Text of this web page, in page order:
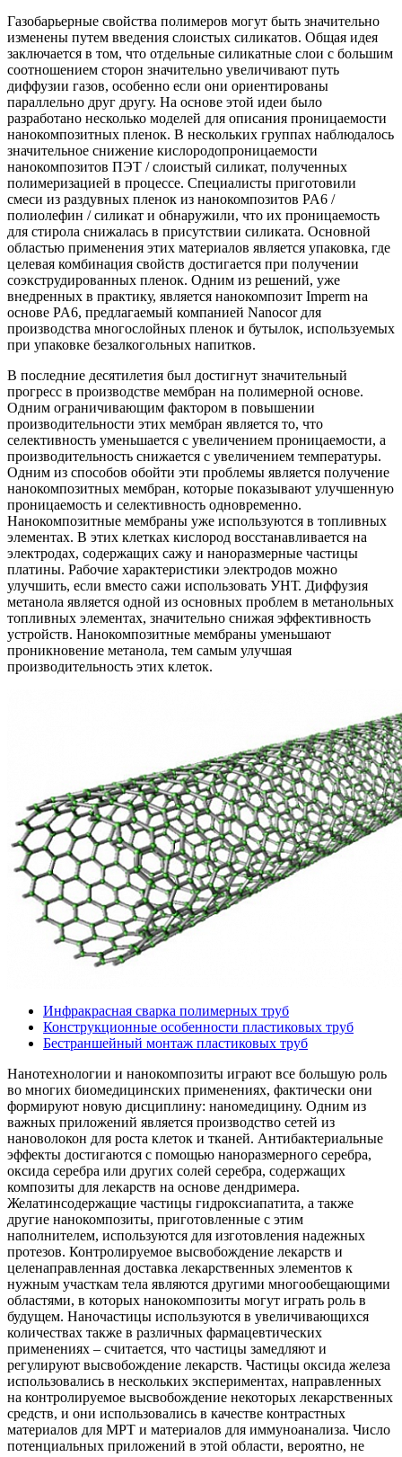
Газобарьерные свойства полимеров могут быть значительно
изменены путем введения слоистых силикатов. Общая идея
заключается в том, что отдельные силикатные слои с большим
соотношением сторон значительно увеличивают путь
диффузии газов, особенно если они ориентированы
параллельно друг другу. На основе этой идеи было
разработано несколько моделей для описания проницаемости
нанокомпозитных пленок. В нескольких группах наблюдалось
значительное снижение кислородопроницаемости
нанокомпозитов ПЭТ / слоистый силикат, полученных
полимеризацией в процессе. Специалисты приготовили
смеси из раздувных пленок из нанокомпозитов PA6 /
полиолефин / силикат и обнаружили, что их проницаемость
для стирола снижалась в присутствии силиката. Основной
областью применения этих материалов является упаковка, где
целевая комбинация свойств достигается при получении
соэкструдированных пленок. Одним из решений, уже
внедренных в практику, является нанокомпозит Imperm на
основе PA6, предлагаемый компанией Nanocor для
производства многослойных пленок и бутылок, используемых
при упаковке безалкогольных напитков.
В последние десятилетия был достигнут значительный
прогресс в производстве мембран на полимерной основе.
Одним ограничивающим фактором в повышении
производительности этих мембран является то, что
селективность уменьшается с увеличением проницаемости, а
производительность снижается с увеличением температуры.
Одним из способов обойти эти проблемы является получение
нанокомпозитных мембран, которые показывают улучшенную
проницаемость и селективность одновременно.
Нанокомпозитные мембраны уже используются в топливных
элементах. В этих клетках кислород восстанавливается на
электродах, содержащих сажу и наноразмерные частицы
платины. Рабочие характеристики электродов можно
улучшить, если вместо сажи использовать УНТ. Диффузия
метанола является одной из основных проблем в метанольных
топливных элементах, значительно снижая эффективность
устройств. Нанокомпозитные мембраны уменьшают
проникновение метанола, тем самым улучшая
производительность этих клеток.
Инфракрасная сварка полимерных труб
Конструкционные особенности пластиковых труб
Бестраншейный монтаж пластиковых труб
Нанотехнологии и нанокомпозиты играют все большую роль
во многих биомедицинских применениях, фактически они
формируют новую дисциплину: наномедицину. Одним из
важных приложений является производство сетей из
нановолокон для роста клеток и тканей. Антибактериальные
эффекты достигаются с помощью наноразмерного серебра,
оксида серебра или других солей серебра, содержащих
композиты для лекарств на основе дендримера.
Желатинсодержащие частицы гидроксиапатита, а также
другие нанокомпозиты, приготовленные с этим
наполнителем, используются для изготовления надежных
протезов. Контролируемое высвобождение лекарств и
целенаправленная доставка лекарственных элементов к
нужным участкам тела являются другими многообещающими
областями, в которых нанокомпозиты могут играть роль в
будущем. Наночастицы используются в увеличивающихся
количествах также в различных фармацевтических
применениях – считается, что частицы замедляют и
регулируют высвобождение лекарств. Частицы оксида железа
использовались в нескольких экспериментах, направленных
на контролируемое высвобождение некоторых лекарственных
средств, и они использовались в качестве контрастных
материалов для МРТ и материалов для иммуноанализа. Число
потенциальных приложений в этой области, вероятно, не